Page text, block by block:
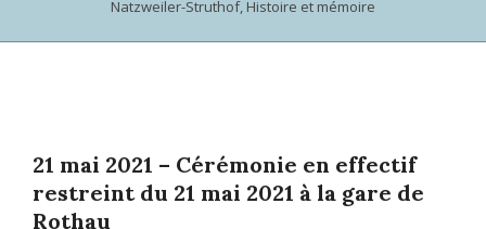
Natzweiler-Struthof, Histoire et mémoire
21 mai 2021 – Cérémonie en effectif
restreint du 21 mai 2021 à la gare de
Rothau